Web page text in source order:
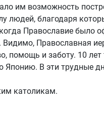
им возможность
людей, благодаря
Православие было
Православная
помощь и заботу. 10
Японию. В эти трудные
католикам.